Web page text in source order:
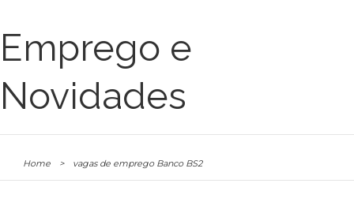
Emprego e
Novidades
Home > vagas de emprego Banco BS2